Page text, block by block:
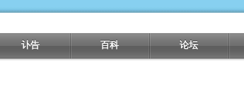
讣告 百科 论坛